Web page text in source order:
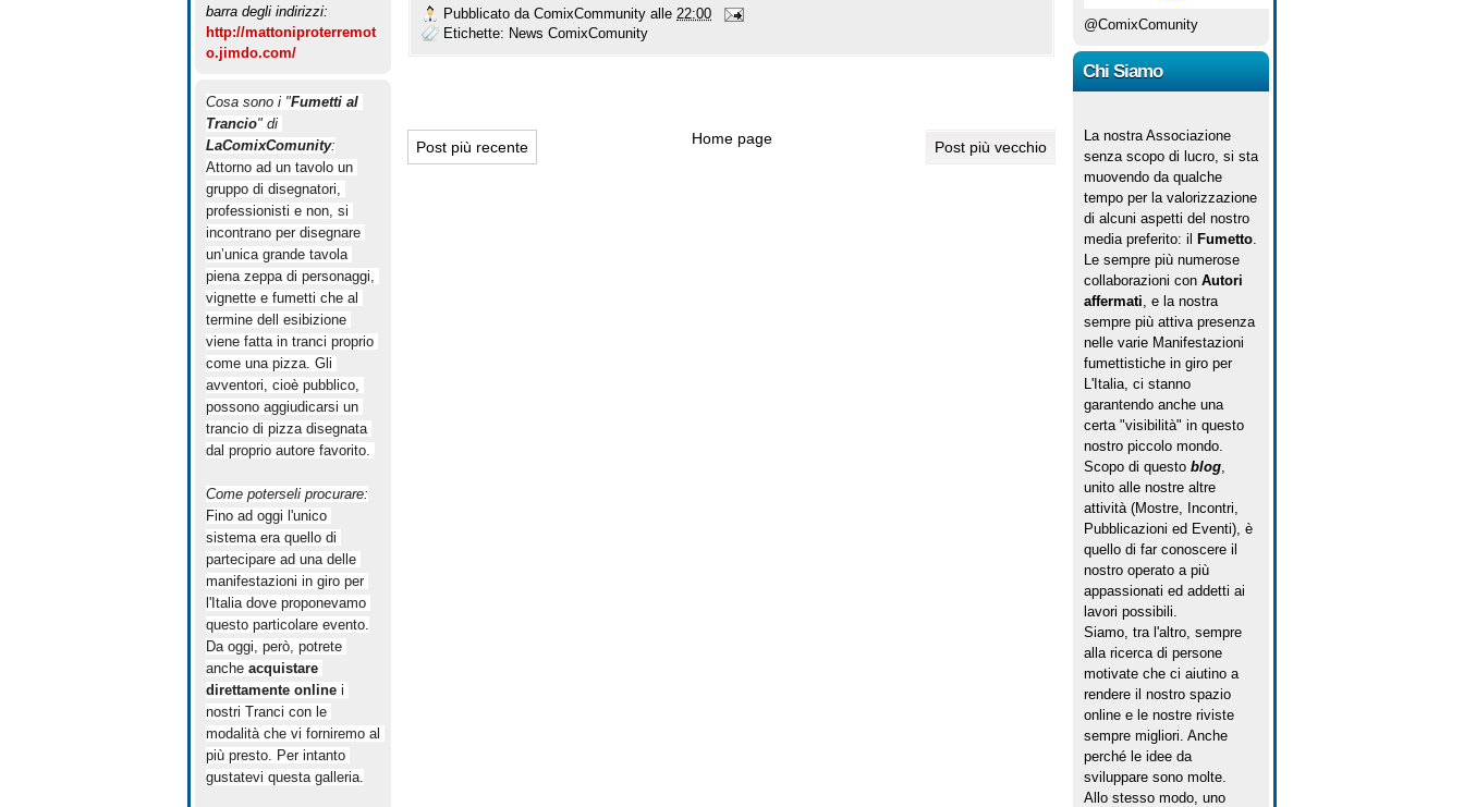
barra degli indirizzi:
http://mattoniproterremot
o.jimdo.com/
Cosa sono i "Fumetti al
Trancio
LaComixComunity:
Attorno ad un tavolo un
gruppo di disegnatori,
professionisti e non, si
incontrano per disegnare
un’unica grande tavola
piena zeppa di personaggi,
vignette e fumetti che al
termine dell esibizione
viene fatta in tranci proprio
come una pizza. Gli
avventori, cioè pubblico,
possono aggiudicarsi un
trancio di pizza disegnata
dal proprio autore favorito.
Come poterseli procurare:
Fino ad oggi l'unico
sistema era quello di
partecipare ad una delle
manifestazioni in giro per
l'Italia dove proponevamo
questo particolare evento.
Da oggi, però, potrete
anche acquistare
direttamente online i
nostri Tranci con le
modalità che vi forniremo al
più presto. Per intanto
gustatevi questa galleria.
Pubblicato da ComixCommunity alle 22:00
Etichette: News ComixComunity
Post più recente Post più vecchio
Home page
@ComixComunity
Chi Siamo
La nostra Associazione
senza scopo di lucro, si sta
muovendo da qualche
tempo per la valorizzazione
di alcuni aspetti del nostro
media preferito: il
Fumetto.
Le sempre più numerose
collaborazioni con Autori
affermati, e la nostra
sempre più attiva presenza
nelle varie Manifestazioni
fumettistiche in giro per
L'Italia, ci stanno
garantendo anche una
certa "visibilità" in questo
nostro piccolo mondo.
Scopo di questo blog,
unito alle nostre altre
attività (Mostre, Incontri,
Pubblicazioni ed Eventi), è
quello di far conoscere il
nostro operato a più
appassionati ed addetti ai
lavori possibili.
Siamo, tra l'altro, sempre
alla ricerca di persone
motivate che ci aiutino a
rendere il nostro spazio
online e le nostre riviste
sempre migliori. Anche
perché le idee da
sviluppare sono molte.
Allo stesso modo, uno